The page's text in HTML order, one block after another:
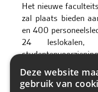
Het nieuwe
zal plaats bieden
en 400
24
personeelsleden.
Deze website
gebruik van